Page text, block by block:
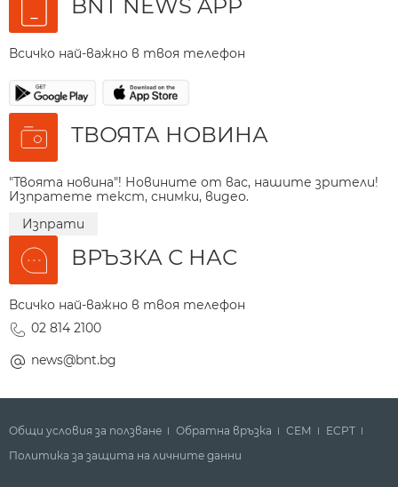
BNT NEWS APP
Всичко най-важно в твоя телефон
ТВОЯТА НОВИНА
"Твоята новина"! Новините от вас, нашите зрители!
Изпратете текст, снимки, видео.
Изпрати
ВРЪЗКА С НАС
Всичко най-важно в твоя телефон
02 814 2100
news@bnt.bg
Общи условия за ползване Обратна връзка СЕМ
ECPT
Политика за защита на личните данни